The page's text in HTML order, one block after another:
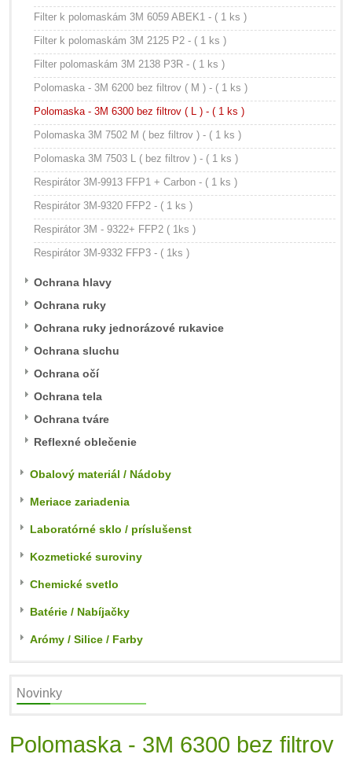
Filter k polomaskám 3M 6059 ABEK1 - ( 1 ks )
Filter k polomaskám 3M 2125 P2 - ( 1 ks )
Filter polomaskám 3M 2138 P3R - ( 1 ks )
Polomaska - 3M 6200 bez filtrov ( M ) - ( 1 ks )
Polomaska - 3M 6300 bez filtrov ( L ) - ( 1 ks )
Polomaska 3M 7502 M ( bez filtrov ) - ( 1 ks )
Polomaska 3M 7503 L ( bez filtrov ) - ( 1 ks )
Respirátor 3M-9913 FFP1 + Carbon - ( 1 ks )
Respirátor 3M-9320 FFP2 - ( 1 ks )
Respirátor 3M - 9322+ FFP2 ( 1ks )
Respirátor 3M-9332 FFP3 - ( 1ks )
Ochrana hlavy
Ochrana ruky
Ochrana ruky jednorázové rukavice
Ochrana sluchu
Ochrana očí
Ochrana tela
Ochrana tváre
Reflexné oblečenie
Obalový materiál / Nádoby
Meriace zariadenia
Laboratórné sklo / príslušenst
Kozmetické suroviny
Chemické svetlo
Batérie / Nabíjačky
Arómy / Silice / Farby
Novinky
Polomaska - 3M 6300 bez filtrov